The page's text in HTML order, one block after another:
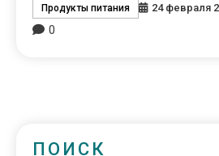
Продукты питания 24 февраля
0
ПОИСК